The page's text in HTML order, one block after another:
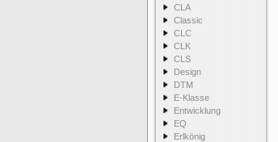
CLA
Classic
CLC
CLK
CLS
Design
DTM
E-Klasse
Entwicklung
EQ
Erlkönig